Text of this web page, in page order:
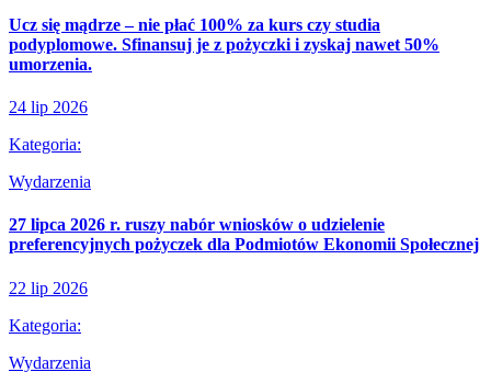
Ucz się mądrze – nie płać 100% za kurs czy studia
podyplomowe. Sfinansuj je z pożyczki i zyskaj nawet 50%
umorzenia.
24 lip 2026
Kategoria:
Wydarzenia
27 lipca 2026 r. ruszy nabór wniosków o udzielenie
preferencyjnych pożyczek dla Podmiotów Ekonomii Społecznej
22 lip 2026
Kategoria:
Wydarzenia